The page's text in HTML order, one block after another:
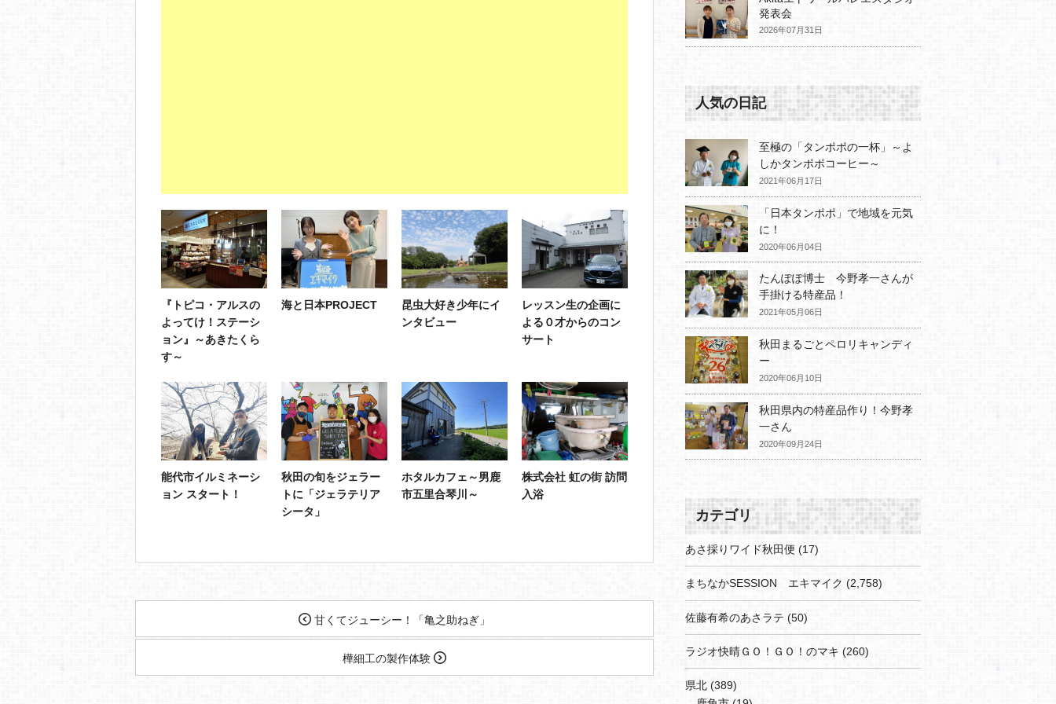
『トピコ・アルスの
よってけ！ステーシ
ョン』～あきたくら
す～
海と日本PROJECT
昆虫大好き少年にイ
ンタビュー
レッスン生の企画に
よる０才からのコン
サート
能代市イルミネーシ
ョン スタート！
秋田の旬をジェラー
トに「ジェラテリア
シータ」
ホタルカフェ～男鹿
市五里合琴川～
株式会社 虹の街 訪問
入浴
甘くてジューシー！「亀之助ねぎ」
樺細工の製作体験
発表会
2026年07月31日
人気の日記
至極の「タンポポの一杯」～よ
しかタンポポコーヒー～
2021年06月17日
「日本タンポポ」で地域を元気
に！
2020年06月04日
たんぽぽ博士 今野孝一さんが
手掛ける特産品！
2021年05月06日
秋田まるごとペロリキャンディ
ー
2020年06月10日
秋田県内の特産品作り！今野孝
一さん
2020年09月24日
カテゴリ
あさ採りワイド秋田便 (17)
まちなかSESSION エキマイク (2,758)
佐藤有希のあさラテ (50)
ラジオ快晴ＧＯ！ＧＯ！のマキ (260)
県北 (389)